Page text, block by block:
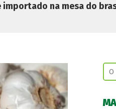
na mesa do